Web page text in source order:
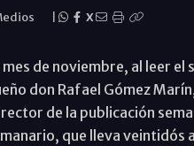
X
de noviembre, al leer el
don Rafael Gómez
de la publicación
que lleva veintidós